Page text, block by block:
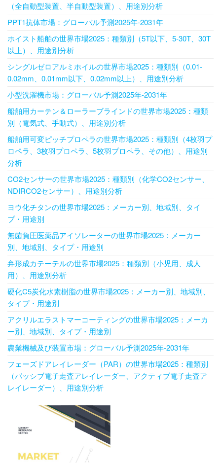
（全自動型装置、半自動型装置）、用途別分析
PPT1抗体市場：グローバル予測2025年-2031年
ホイスト船舶の世界市場2025：種類別（5T以下、5-30T、30T
以上）、用途別分析
シングルゼロアルミホイルの世界市場2025：種類別（0.01-
0.02mm、0.01mm以下、0.02mm以上）、用途別分析
小型洗濯機市場：グローバル予測2025年-2031年
船舶用カーテン＆ローラーブラインドの世界市場2025：種類
別（電気式、手動式）、用途別分析
船舶用可変ピッチプロペラの世界市場2025：種類別（4枚羽プ
ロペラ、3枚羽プロペラ、5枚羽プロペラ、その他）、用途別
分析
CO2センサーの世界市場2025：種類別（化学CO2センサー、
NDIRCO2センサー）、用途別分析
ヨウ化チタンの世界市場2025：メーカー別、地域別、タイ
プ・用途別
無菌負圧医薬品アイソレーターの世界市場2025：メーカー
別、地域別、タイプ・用途別
弁形成カテーテルの世界市場2025：種類別（小児用、成人
用）、用途別分析
硬化C5炭化水素樹脂の世界市場2025：メーカー別、地域別、
タイプ・用途別
アクリルエラストマーコーティングの世界市場2025：メーカ
ー別、地域別、タイプ・用途別
農業機械及び装置市場：グローバル予測2025年-2031年
フェーズドアレイレーダー（PAR）の世界市場2025：種類別
（パッシブ電子走査アレイレーダー、アクティブ電子走査ア
レイレーダー）、用途別分析